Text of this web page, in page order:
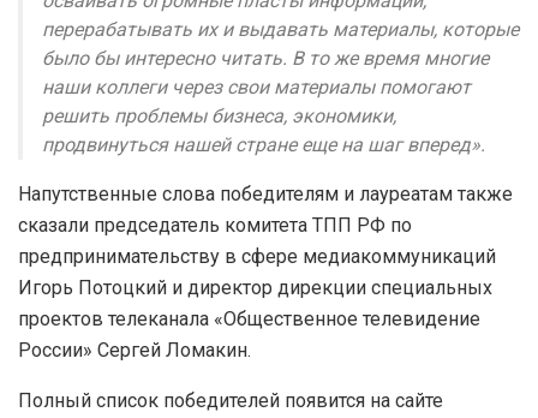
перерабатывать их и выдавать материалы, которые
было бы интересно читать. В то же время многие
наши коллеги через свои материалы помогают
решить проблемы бизнеса, экономики,
продвинуться нашей стране еще на шаг вперед».
Напутственные слова победителям и лауреатам также
сказали председатель комитета ТПП РФ по
предпринимательству в сфере медиакоммуникаций
Игорь Потоцкий и директор дирекции специальных
проектов телеканала «Общественное телевидение
России» Сергей Ломакин.
Полный список победителей появится на сайте